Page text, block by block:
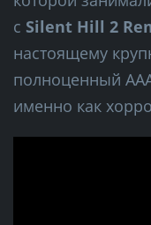
с Silent Hill 2
настоящему
полноценный
именно как